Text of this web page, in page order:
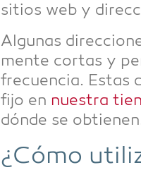
siti­os web y
Algu­nas
men­te cor­tas y
fre­cuen­cia. Estas
fijo en nues­tra
dón­de se
¿Cómo